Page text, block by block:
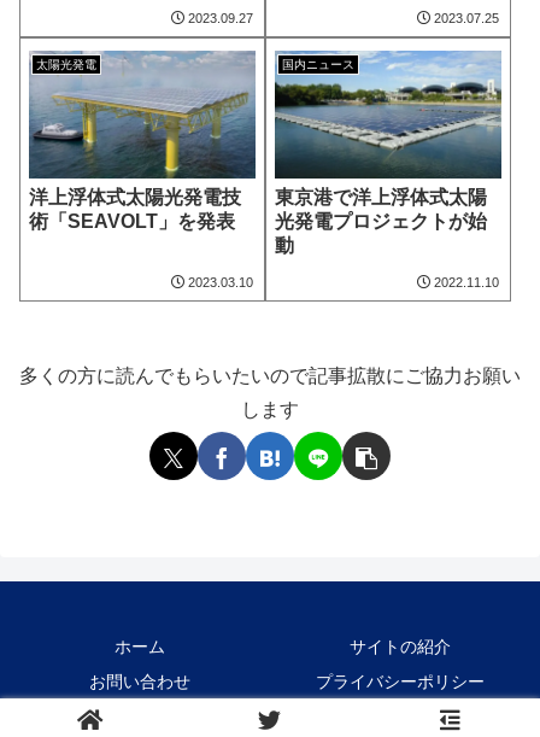
2023.09.27 2023.07.25
太陽光発電
洋上浮体式太陽光発電技
術「SEAVOLT」を発表
2023.03.10
国内ニュース
東京港で洋上浮体式太陽
光発電プロジェクトが始
動
2022.11.10
多くの方に読んでもらいたいので記事拡散にご協力お願い
します
ホーム
サイトの紹介
お問い合わせ
プライバシーポリシー
Copyright © 2021-2026 Crane1000 All Rights Reserved.